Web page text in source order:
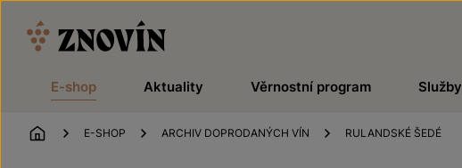
E-shop Aktuality Věrnostní program Služby
ÚVOD
E-SHOP ARCHIV DOPRODANÝCH VÍN RULANDSKÉ ŠEDÉ